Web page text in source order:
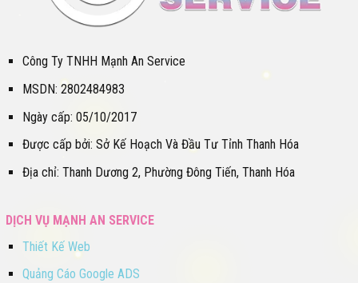
Công Ty TNHH Mạnh An Service
MSDN: 2802484983
Ngày cấp: 05/10/2017
Được cấp bởi: Sở Kế Hoạch Và Đầu Tư Tỉnh Thanh Hóa
Địa chỉ: Thanh Dương 2, Phường Đông Tiến, Thanh Hóa
DỊCH VỤ MẠNH AN SERVICE
Thiết Kế Web
Quảng Cáo Google ADS